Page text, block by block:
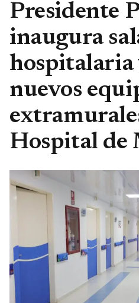
Presidente
inaugura
hospitalaria
nuevos
Hospital de